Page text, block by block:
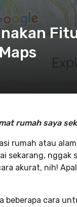
rumah saya
rumah atau
sekarang,
akurat, nih!
cara